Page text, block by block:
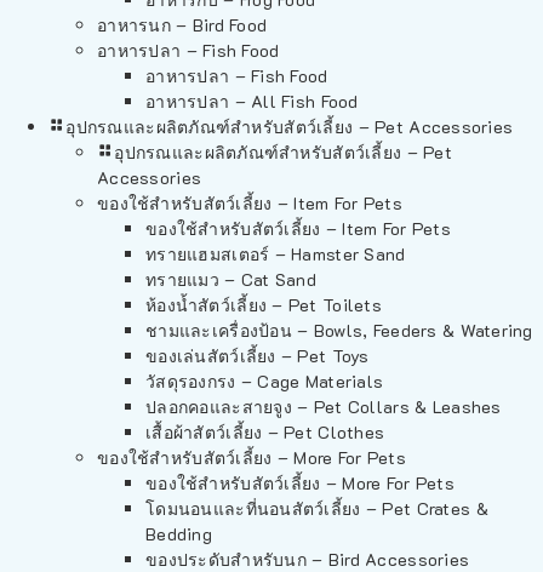
อาหารนก – Bird Food
อาหารปลา – Fish Food
อาหารปลา – Fish Food
อาหารปลา – All Fish Food
อุปกรณและผลิตภัณฑ์สำหรับสัตว์เลี้ยง – Pet Accessories
อุปกรณและผลิตภัณฑ์สำหรับสัตว์เลี้ยง – Pet
Accessories
ของใช้สำหรับสัตว์เลี้ยง – Item For Pets
ของใช้สำหรับสัตว์เลี้ยง – Item For Pets
ทรายแฮมสเตอร์ – Hamster Sand
ทรายแมว – Cat Sand
ห้องน้ำสัตว์เลี้ยง – Pet Toilets
ชามและเครื่องป้อน – Bowls, Feeders & Watering
ของเล่นสัตว์เลี้ยง – Pet Toys
วัสดุรองกรง – Cage Materials
ปลอกคอและสายจูง – Pet Collars & Leashes
เสื้อผ้าสัตว์เลี้ยง – Pet Clothes
ของใช้สำหรับสัตว์เลี้ยง – More For Pets
ของใช้สำหรับสัตว์เลี้ยง – More For Pets
โดมนอนและที่นอนสัตว์เลี้ยง – Pet Crates &
Bedding
ของประดับสำหรับนก – Bird Accessories